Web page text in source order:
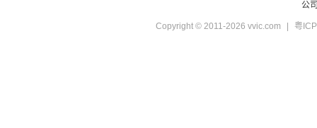
公
Copyright © 2011-2026 vvic.com 粤